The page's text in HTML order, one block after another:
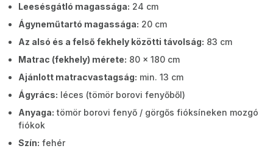
Leesésgátló magassága: 24 cm
Ágyneműtartó magassága: 20 cm
Az alsó és a felső fekhely közötti távolság: 83 cm
Matrac (fekhely) mérete: 80 x 180 cm
Ajánlott matracvastagság: min. 13 cm
Ágyrács: léces (tömör borovi fenyőből)
Anyaga: tömör borovi fenyő / görgős fióksíneken mozgó
fiókok
Szín: fehér